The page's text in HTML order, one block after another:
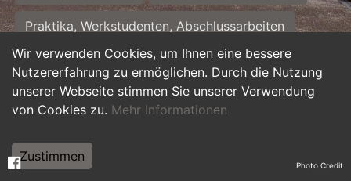
Wir verwenden Cookies, um Ihnen eine bessere
Nutzererfahrung zu ermöglichen. Durch die Nutzung
unserer Webseite stimmen Sie unserer Verwendung
von Cookies zu. Mehr Informationen
Zustimmen
Praktika, Werkstudenten, Abschlussarbeiten
Personalwesen Assistenz, Sekretariat
Hilfskräfte, Aushilfs- und Nebenjobs
Weiterbildung, Studium, duale Ausbildung Photo Credit